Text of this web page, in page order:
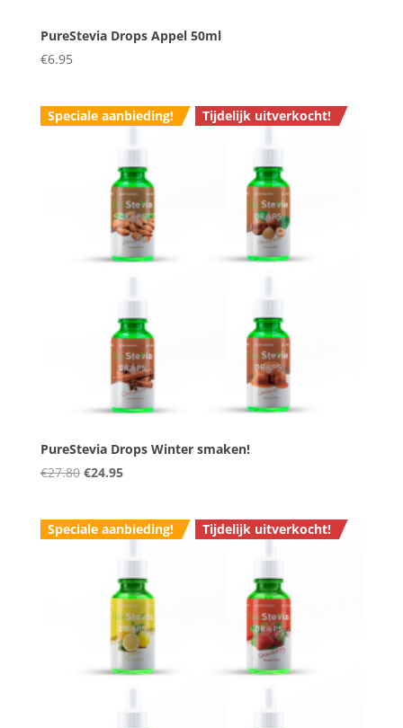
PureStevia Drops Appel 50ml
€6.95
Speciale aanbieding! Tijdelijk uitverkocht!
PureStevia Drops Winter smaken!
€27.80 Oorspronkelijke
€27.80.
€24.95Huidige
€24.95.
Speciale aanbieding! Tijdelijk uitverkocht!